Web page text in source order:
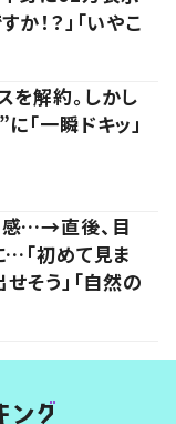
か！？」「いやこ
を解約。しかし
一瞬ドキッ」
…→直後、目
「初めて見ま
せそう」「自然の